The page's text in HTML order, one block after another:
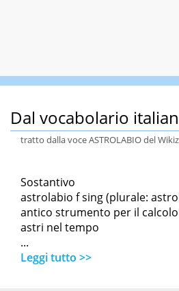
Dal vocabolario
tratto dalla voce ASTROLABIO del
Sostantivo
astrolabio f sing (plurale:
antico strumento per il
astri nel tempo
...
Leggi tutto >>